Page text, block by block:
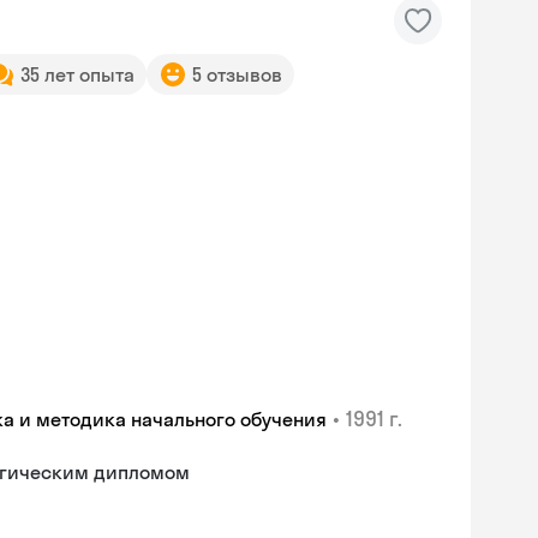
35 лет опыта 5 отзывов
и методика начального обучения • 1991 г.
дипломом